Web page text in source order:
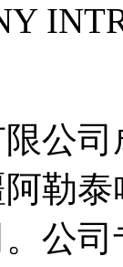
公
勒
公